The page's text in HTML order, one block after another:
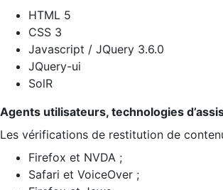
HTML 5
CSS 3
Javascript / JQuery 3.6.0
JQuery-ui
SolR
Agents utilisateurs, technologies
Les vérifications de restitution de
Firefox et NVDA ;
Safari et VoiceOver ;